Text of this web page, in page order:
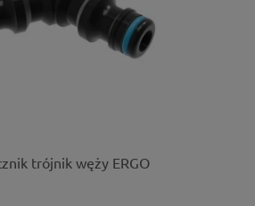
trójnik węży ERGO